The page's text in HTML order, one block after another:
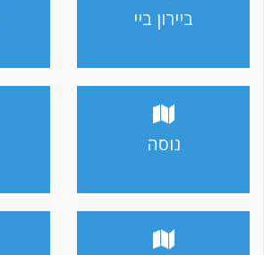
ביירון ביי
נוסה